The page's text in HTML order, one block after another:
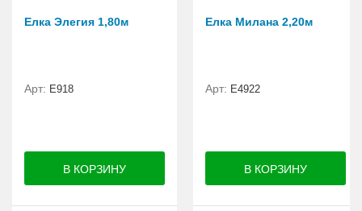
Елка Элегия 1,80м
Арт: E918
Елка Милана 2,20м
Арт: Е4922